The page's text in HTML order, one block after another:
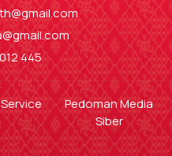
445
Pedoman Media
Siber